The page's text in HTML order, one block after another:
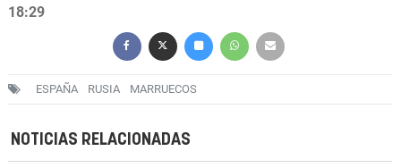
18:29
ESPAÑA RUSIA MARRUECOS
NOTICIAS RELACIONADAS